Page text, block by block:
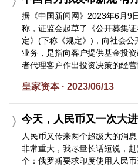
据《中国新闻网》2023年6月9
称，证监会起草了《公开募集
定》(下称《规定》)，向社会
业务，是指向客户提供基金投
者代理客户作出投资决策的经营
皇家资本 · 2023/06/13
今天，人民币又一次大
人民币又传来两个超级大的消
非常重大，我尽量长话短说，
个：俄罗斯要求印度使用人民